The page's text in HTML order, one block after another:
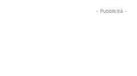
- Pubblicità -